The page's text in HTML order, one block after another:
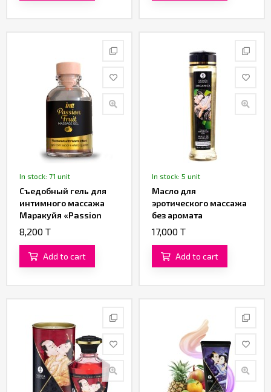
In stock: 71 unit
Съедобный гель для
интимного массажа
Маракуйя «Passion
Fruit Massage Gel» от
«Intt» (30 ML)
8,200 T
Add to cart
In stock: 5 unit
Масло для
эротического массажа
без аромата
«Organica» от
«SHUNGA» (240 ML)
17,000 T
Add to cart